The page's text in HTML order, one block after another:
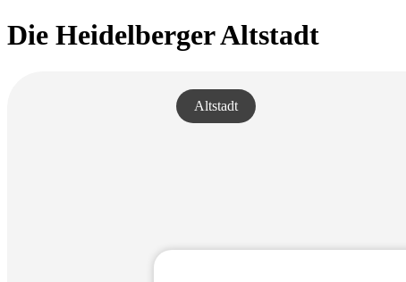
Die Heidelberger Altstadt
Altstadt